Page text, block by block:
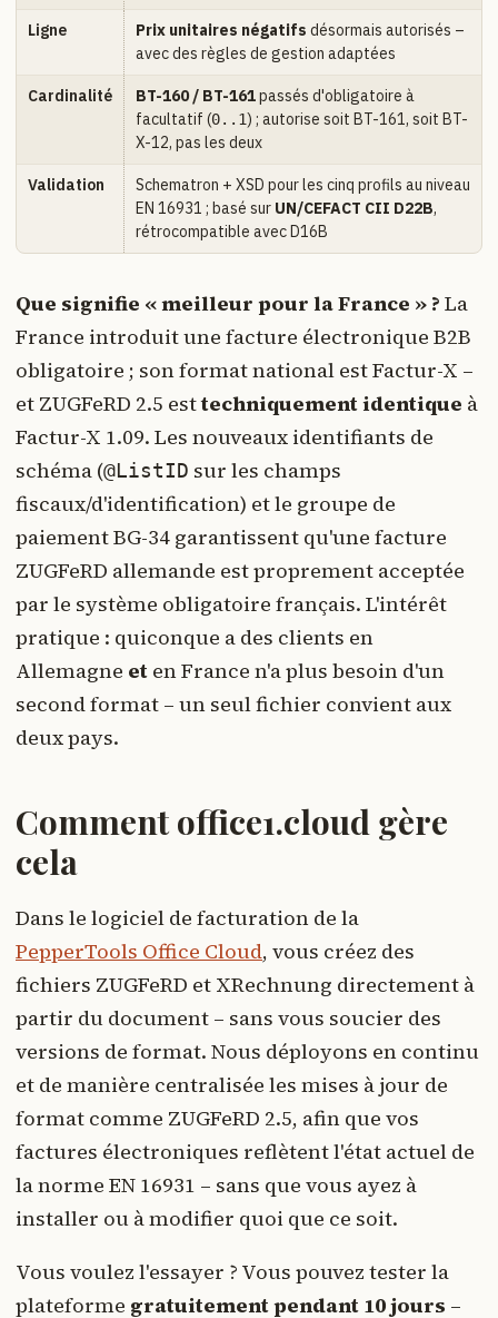
Ligne Prix unitaires négatifs désormais autorisés –
avec des règles de gestion adaptées
Cardinalité BT-160 / BT-161passés d'obligatoire à
facultatif (0..1) ; autorise soit BT-161, soit BT-
X-12, pas les deux
Validation
Schematron + XSD pour les cinq profils au niveau
EN 16931 ; basé sur UN/CEFACT CII D22B,
rétrocompatible avec D16B
Que signifie « meilleur pour la France » ? La
France introduit une facture électronique B2B
obligatoire ; son format national est Factur-X –
et ZUGFeRD 2.5 esttechniquement identique à
Factur-X 1.09. Les nouveaux identifiants de
schéma (@ListID sur les champs
fiscaux/d'identification) et le groupe de
paiement BG-34 garantissent qu'une facture
ZUGFeRD allemande est proprement acceptée
par le système obligatoire français. L'intérêt
pratique : quiconque a des clients en
Allemagne et en France n'a plus besoin d'un
second format – un seul fichier convient aux
deux pays.
Comment office1.cloud gère
cela
Dans le logiciel de facturation de la
PepperTools Office Cloud, vous créez des
fichiers ZUGFeRD et XRechnung directement à
partir du document – sans vous soucier des
versions de format. Nous déployons en continu
et de manière centralisée les mises à jour de
format comme ZUGFeRD 2.5, afin que vos
factures électroniques reflètent l'état actuel de
la norme EN 16931 – sans que vous ayez à
installer ou à modifier quoi que ce soit.
Vous voulez l'essayer ? Vous pouvez tester la
plateforme gratuitement pendant 10 jours –